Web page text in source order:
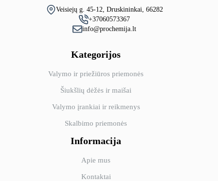
Veisiejų g. 45-12, Druskininkai, 66282
+37060573367
info@prochemija.lt
Kategorijos
Valymo ir priežiūros priemonės
Šiukšlių dėžės ir maišai
Valymo įrankiai ir reikmenys
Skalbimo priemonės
Informacija
Apie mus
Kontaktai